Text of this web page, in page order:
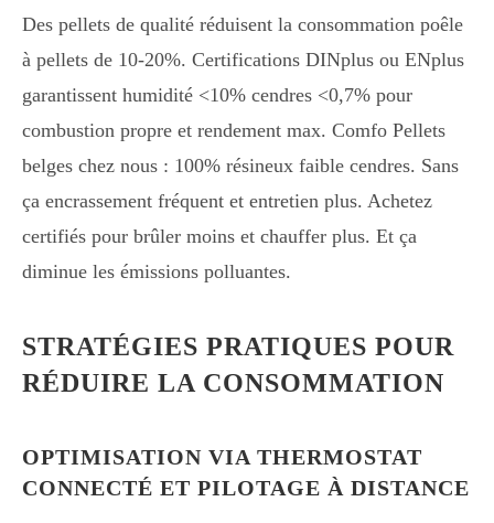
Des pellets de qualité réduisent la consommation poêle
à pellets de 10-20%. Certifications DINplus ou ENplus
garantissent humidité <10% cendres <0,7% pour
combustion propre et rendement max. Comfo Pellets
belges chez nous : 100% résineux faible cendres. Sans
ça encrassement fréquent et entretien plus. Achetez
certifiés pour brûler moins et chauffer plus. Et ça
diminue les émissions polluantes.
STRATÉGIES PRATIQUES POUR
RÉDUIRE LA CONSOMMATION
OPTIMISATION VIA THERMOSTAT
CONNECTÉ ET PILOTAGE À DISTANCE